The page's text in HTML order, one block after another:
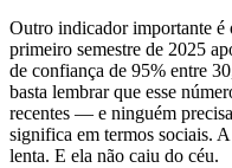
Outro indicador importante é
primeiro semestre de 2025
de confiança de 95% entre
basta lembrar que esse
recentes — e ninguém
significa em termos sociais.
lenta. E ela não caiu do céu.